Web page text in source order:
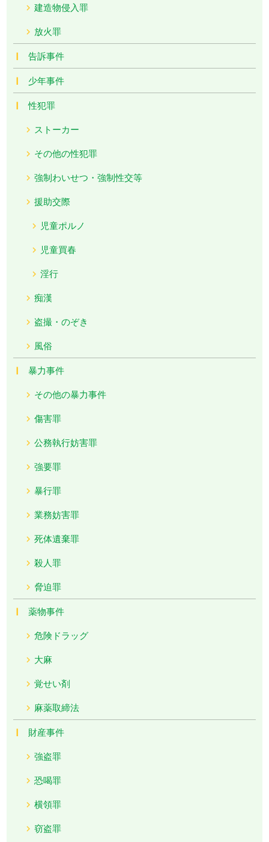
建造物侵入罪
放火罪
告訴事件
少年事件
性犯罪
ストーカー
その他の性犯罪
強制わいせつ・強制性交等
援助交際
児童ポルノ
児童買春
淫行
痴漢
盗撮・のぞき
風俗
暴力事件
その他の暴力事件
傷害罪
公務執行妨害罪
強要罪
暴行罪
業務妨害罪
死体遺棄罪
殺人罪
脅迫罪
薬物事件
危険ドラッグ
大麻
覚せい剤
麻薬取締法
財産事件
強盗罪
恐喝罪
横領罪
窃盗罪